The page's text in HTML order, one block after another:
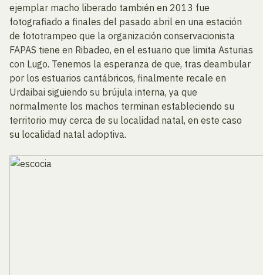
ejemplar macho liberado también en 2013 fue
fotografiado a finales del pasado abril en una estación
de fototrampeo que la organización conservacionista
FAPAS tiene en Ribadeo, en el estuario que limita Asturias
con Lugo. Tenemos la esperanza de que, tras deambular
por los estuarios cantábricos, finalmente recale en
Urdaibai siguiendo su brújula interna, ya que
normalmente los machos terminan estableciendo su
territorio muy cerca de su localidad natal, en este caso
su localidad natal adoptiva.